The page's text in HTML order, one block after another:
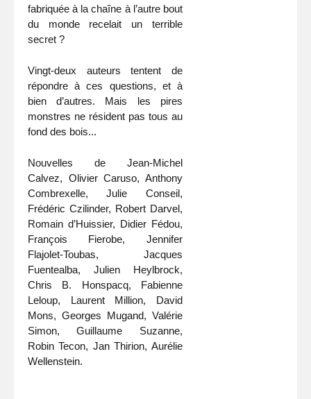
fabriquée à la chaîne à l’autre bout
du monde recelait un terrible
secret ?
Vingt-deux auteurs tentent de
répondre à ces questions, et à
bien d’autres. Mais les pires
monstres ne résident pas tous au
fond des bois...
Nouvelles de Jean-Michel
Calvez, Olivier Caruso, Anthony
Combrexelle, Julie Conseil,
Frédéric Czilinder, Robert Darvel,
Romain d’Huissier, Didier Fédou,
François Fierobe, Jennifer
Flajolet-Toubas, Jacques
Fuentealba, Julien Heylbrock,
Chris B. Honspacq, Fabienne
Leloup, Laurent Million, David
Mons, Georges Mugand, Valérie
Simon, Guillaume Suzanne,
Robin Tecon, Jan Thirion, Aurélie
Wellenstein.